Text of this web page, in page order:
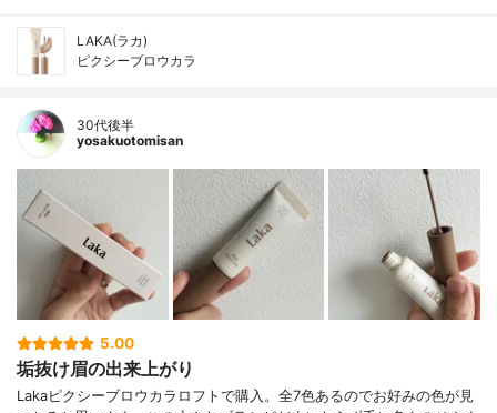
LAKA(ラカ)
ピクシーブロウカラ
30代後半
yosakuotomisan
5.00
垢抜け眉の出来上がり
Lakaピクシーブロウカラロフトで購入。全7色あるのでお好みの色が見